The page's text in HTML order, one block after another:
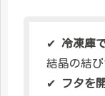
✔ 冷凍庫
結晶の結
✔
フタを